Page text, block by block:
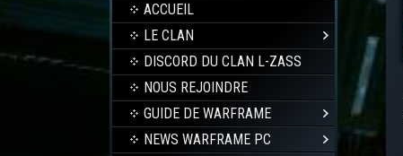
ACCUEIL
LE CLAN
DISCORD DU CLAN L-ZASS
NOUS REJOINDRE
GUIDE DE WARFRAME
NEWS WARFRAME PC